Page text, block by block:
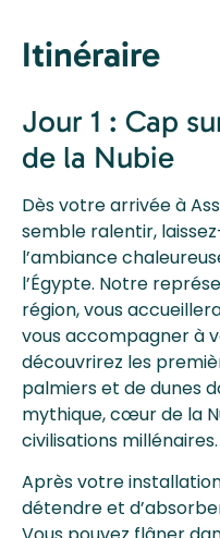
Itinéraire
Jour 1 : Cap
de la Nubie
Dès votre arrivée à
semble ralentir,
l’ambiance
l’Égypte. Notre
région, vous
vous accompagner à
découvrirez les
palmiers et de dunes
mythique, cœur de la
civilisations millénaires.
Après votre
détendre et